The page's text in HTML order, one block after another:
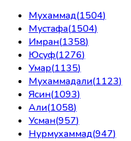
Мухаммад(1504)
Мустафа(1504)
Имран(1358)
Юсуф(1276)
Умар(1135)
Мухаммадали(1123)
Ясин(1093)
Али(1058)
Усман(957)
Нурмухаммад(947)